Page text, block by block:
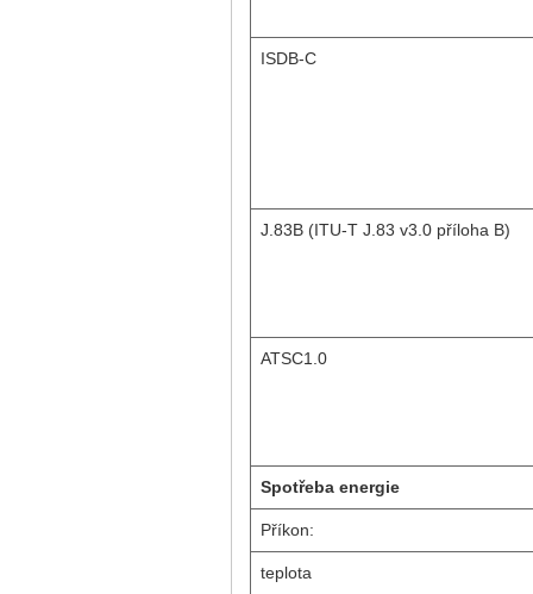
ISDB-C
J.83B (ITU-T J.83 v3.0 příloha B)
ATSC1.0
Spotřeba energie
Příkon:
teplota